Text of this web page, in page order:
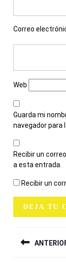
Correo
Web
Guarda mi
navegador para
Recibir un
a esta entrada.
Recibir un
DE